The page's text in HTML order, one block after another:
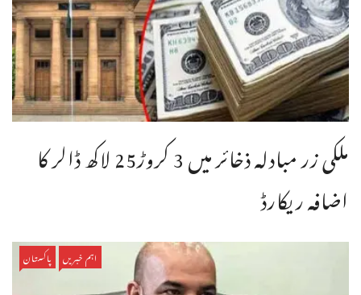
ملکی زر مبادلہ ذخائر میں 3 کروڑ25 لاکھ ڈالر کا
اضافہ ریکارڈ
اہم خبریں پاکستان